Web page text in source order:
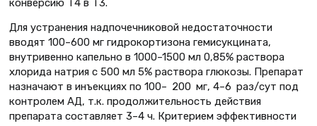
конверсию Т4 в Т3.
Для устранения надпочечниковой недостаточности
вводят 100–600 мг гидрокортизона гемисукцината,
внутривенно капельно в 1000–1500 мл 0,85% раствора
хлорида натрия с 500 мл 5% раствора глюкозы. Препарат
назначают в инъекциях по 100– 200 мг, 4–6 раз/сут под
контролем АД, т.к. продолжительность действия
препарата составляет 3–4 ч. Критерием эффективности